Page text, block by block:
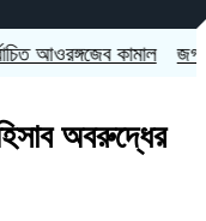
আওরঙ্গজেব কামাল
অবরুদ্ধের